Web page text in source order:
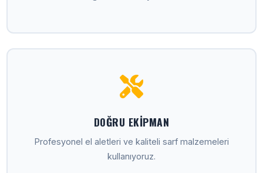
DOĞRU EKIPMAN
Profesyonel el aletleri ve kaliteli sarf malzemeleri
kullanıyoruz.